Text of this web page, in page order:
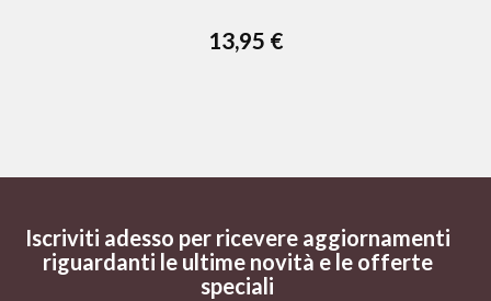
13,95 €
Iscriviti adesso per ricevere aggiornamenti
riguardanti le ultime novità e le offerte
speciali